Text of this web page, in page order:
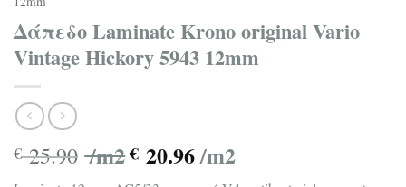
Δάπεδο Laminate Krono original Vario
Vintage Hickory 5943 12mm
€25.90 /m2 € 20.96/m2